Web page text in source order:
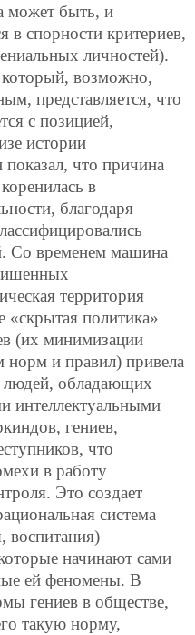
может быть, и
в спорности критериев,
личностей).
возможно,
представляется, что
с позицией,
истории
что причина
в
благодаря
Со временем машина
территория
«скрытая политика»
(их минимизации
норм и правил) привела
людей, обладающих
интеллектуальными
гениев,
что
в работу
Это создает
система
воспитания)
начинают сами
ей феномены. В
гениев в обществе,
такую норму,